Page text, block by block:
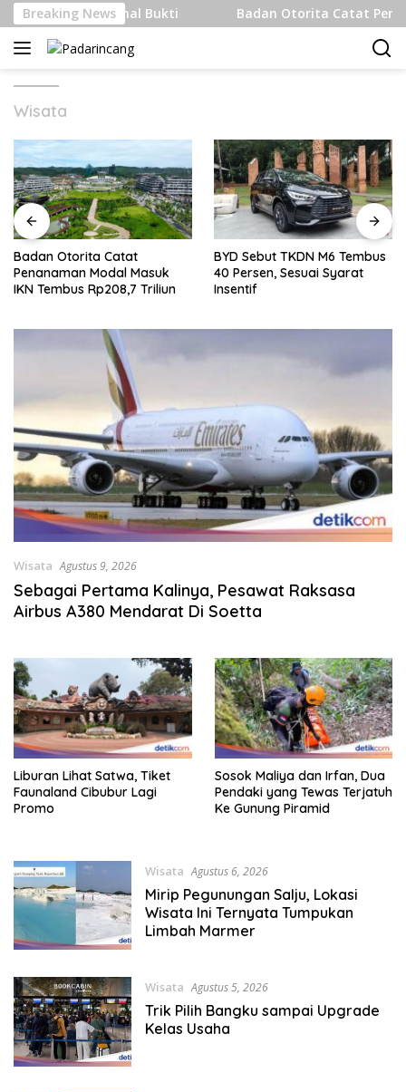
Langsung
ke
konten
Breaking News
Bukti Badan Otorita Catat Penanaman
Wisata
BYD Sebut TKDN M6 Tembus
40 Persen, Sesuai Syarat
Insentif
Indonesia Bentrok Singapura
Lagi Ke FIFA Asosiasinegara-
Negaraasiatenggara Cup,
Wisata Agustus 9, 2026
Sebagai Pertama Kalinya, Pesawat Raksasa
Airbus A380 Mendarat Di Soetta
Liburan Lihat Satwa, Tiket
Faunaland Cibubur Lagi
Promo
Sosok Maliya dan Irfan, Dua
Pendaki yang Tewas Terjatuh
Ke Gunung Piramid
Wisata Agustus 6, 2026
Mirip Pegunungan Salju, Lokasi
Wisata Ini Ternyata Tumpukan
Limbah Marmer
Wisata Agustus 5, 2026
Trik Pilih Bangku sampai Upgrade
Kelas Usaha